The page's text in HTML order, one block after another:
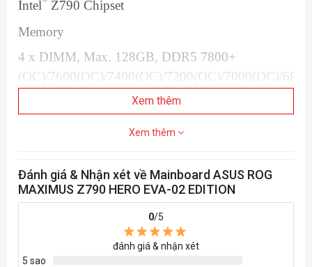
Intel
Z790 Chipset
Memory
4 x DIMM, Max. 128GB, DDR5 7800+
(OC)/7600(OC)/7400(OC)/7200(OC)/7000(OC)/
6200(OC)/ 6000(OC)/ 5800(OC)/ 5600/ 5400/
5200/ 5000/ 4800MHz Non-ECC, Un-buffered
Supports Intel Extreme Memory Profile (XMP)
* Supported memory types, data rate (Speed), and
number of DRAM modules vary depending on the
CPU and memory configuration, for more
information refer to www.asus.com for memory
Xem thêm
Xem thêm
Đánh giá & Nhận xét về Mainboard ASUS ROG
MAXIMUS Z790 HERO EVA-02 EDITION
0/5
đánh giá & nhận xét
5 sao